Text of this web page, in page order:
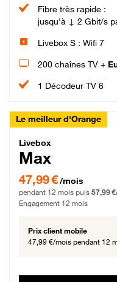
Fibre très rapide :
jusqu'à ↓ 2 Gbit/s
Livebox S : Wifi 7
200 chaînes TV +
1 Décodeur TV 6
Le meilleur d'Orange
Livebox Max
Livebox
Max
47,99 € par mois pendant
47,99 €/mois
pendant 12 mois puis 57,99
Engagement 12 mois
Prix client mobile
47,99 €/mois pendant 12